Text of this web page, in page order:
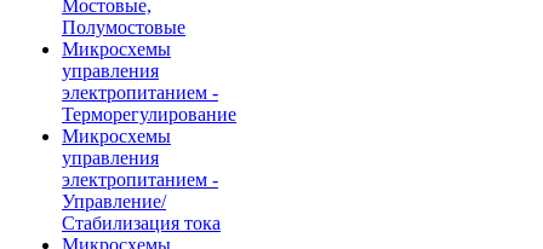
Мостовые,
Полумостовые
Микросхемы
управления
электропитанием -
Терморегулирование
Микросхемы
управления
электропитанием -
Управление/
Стабилизация тока
Микросхемы